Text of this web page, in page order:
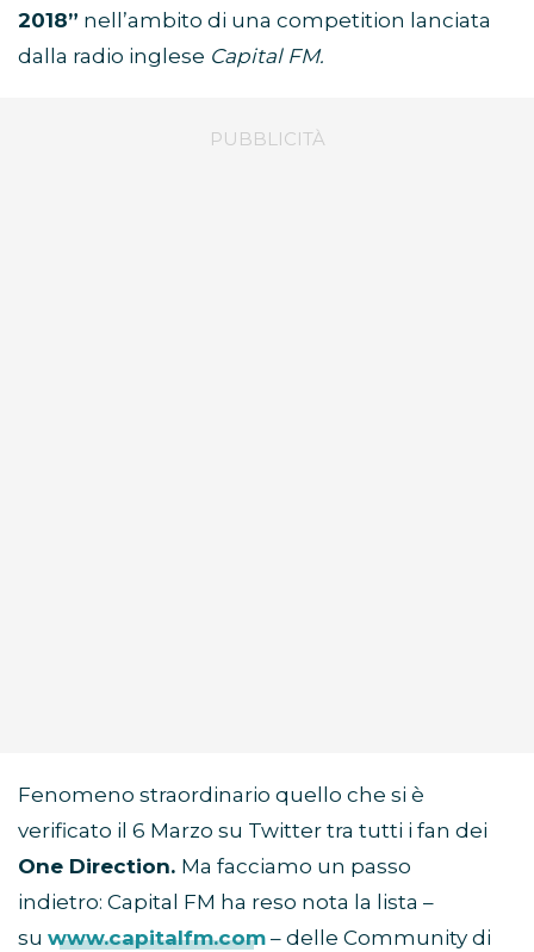
2018” nell’ambito di una competition lanciata
dalla radio inglese Capital FM.
Fenomeno straordinario quello che si è
verificato il 6 Marzo su Twitter tra tutti i fan dei
One Direction. Ma facciamo un passo
indietro: Capital FM ha reso nota la lista –
su www.capitalfm.com – delle Community di